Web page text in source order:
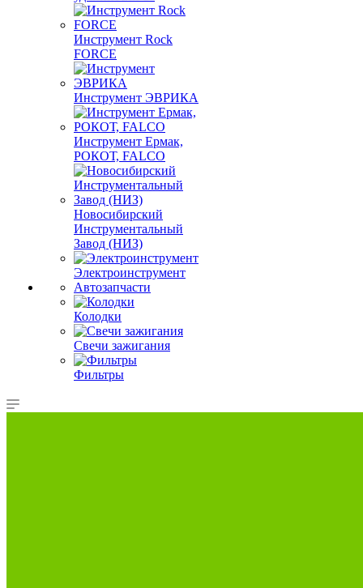
Инструмент Rock
FORCE
Инструмент ЭВРИКА
Инструмент Ермак,
РОКОТ, FALCO
Новосибирский
Инструментальный
Завод (НИЗ)
Электроинструмент
Автозапчасти
Колодки
Свечи зажигания
Фильтры